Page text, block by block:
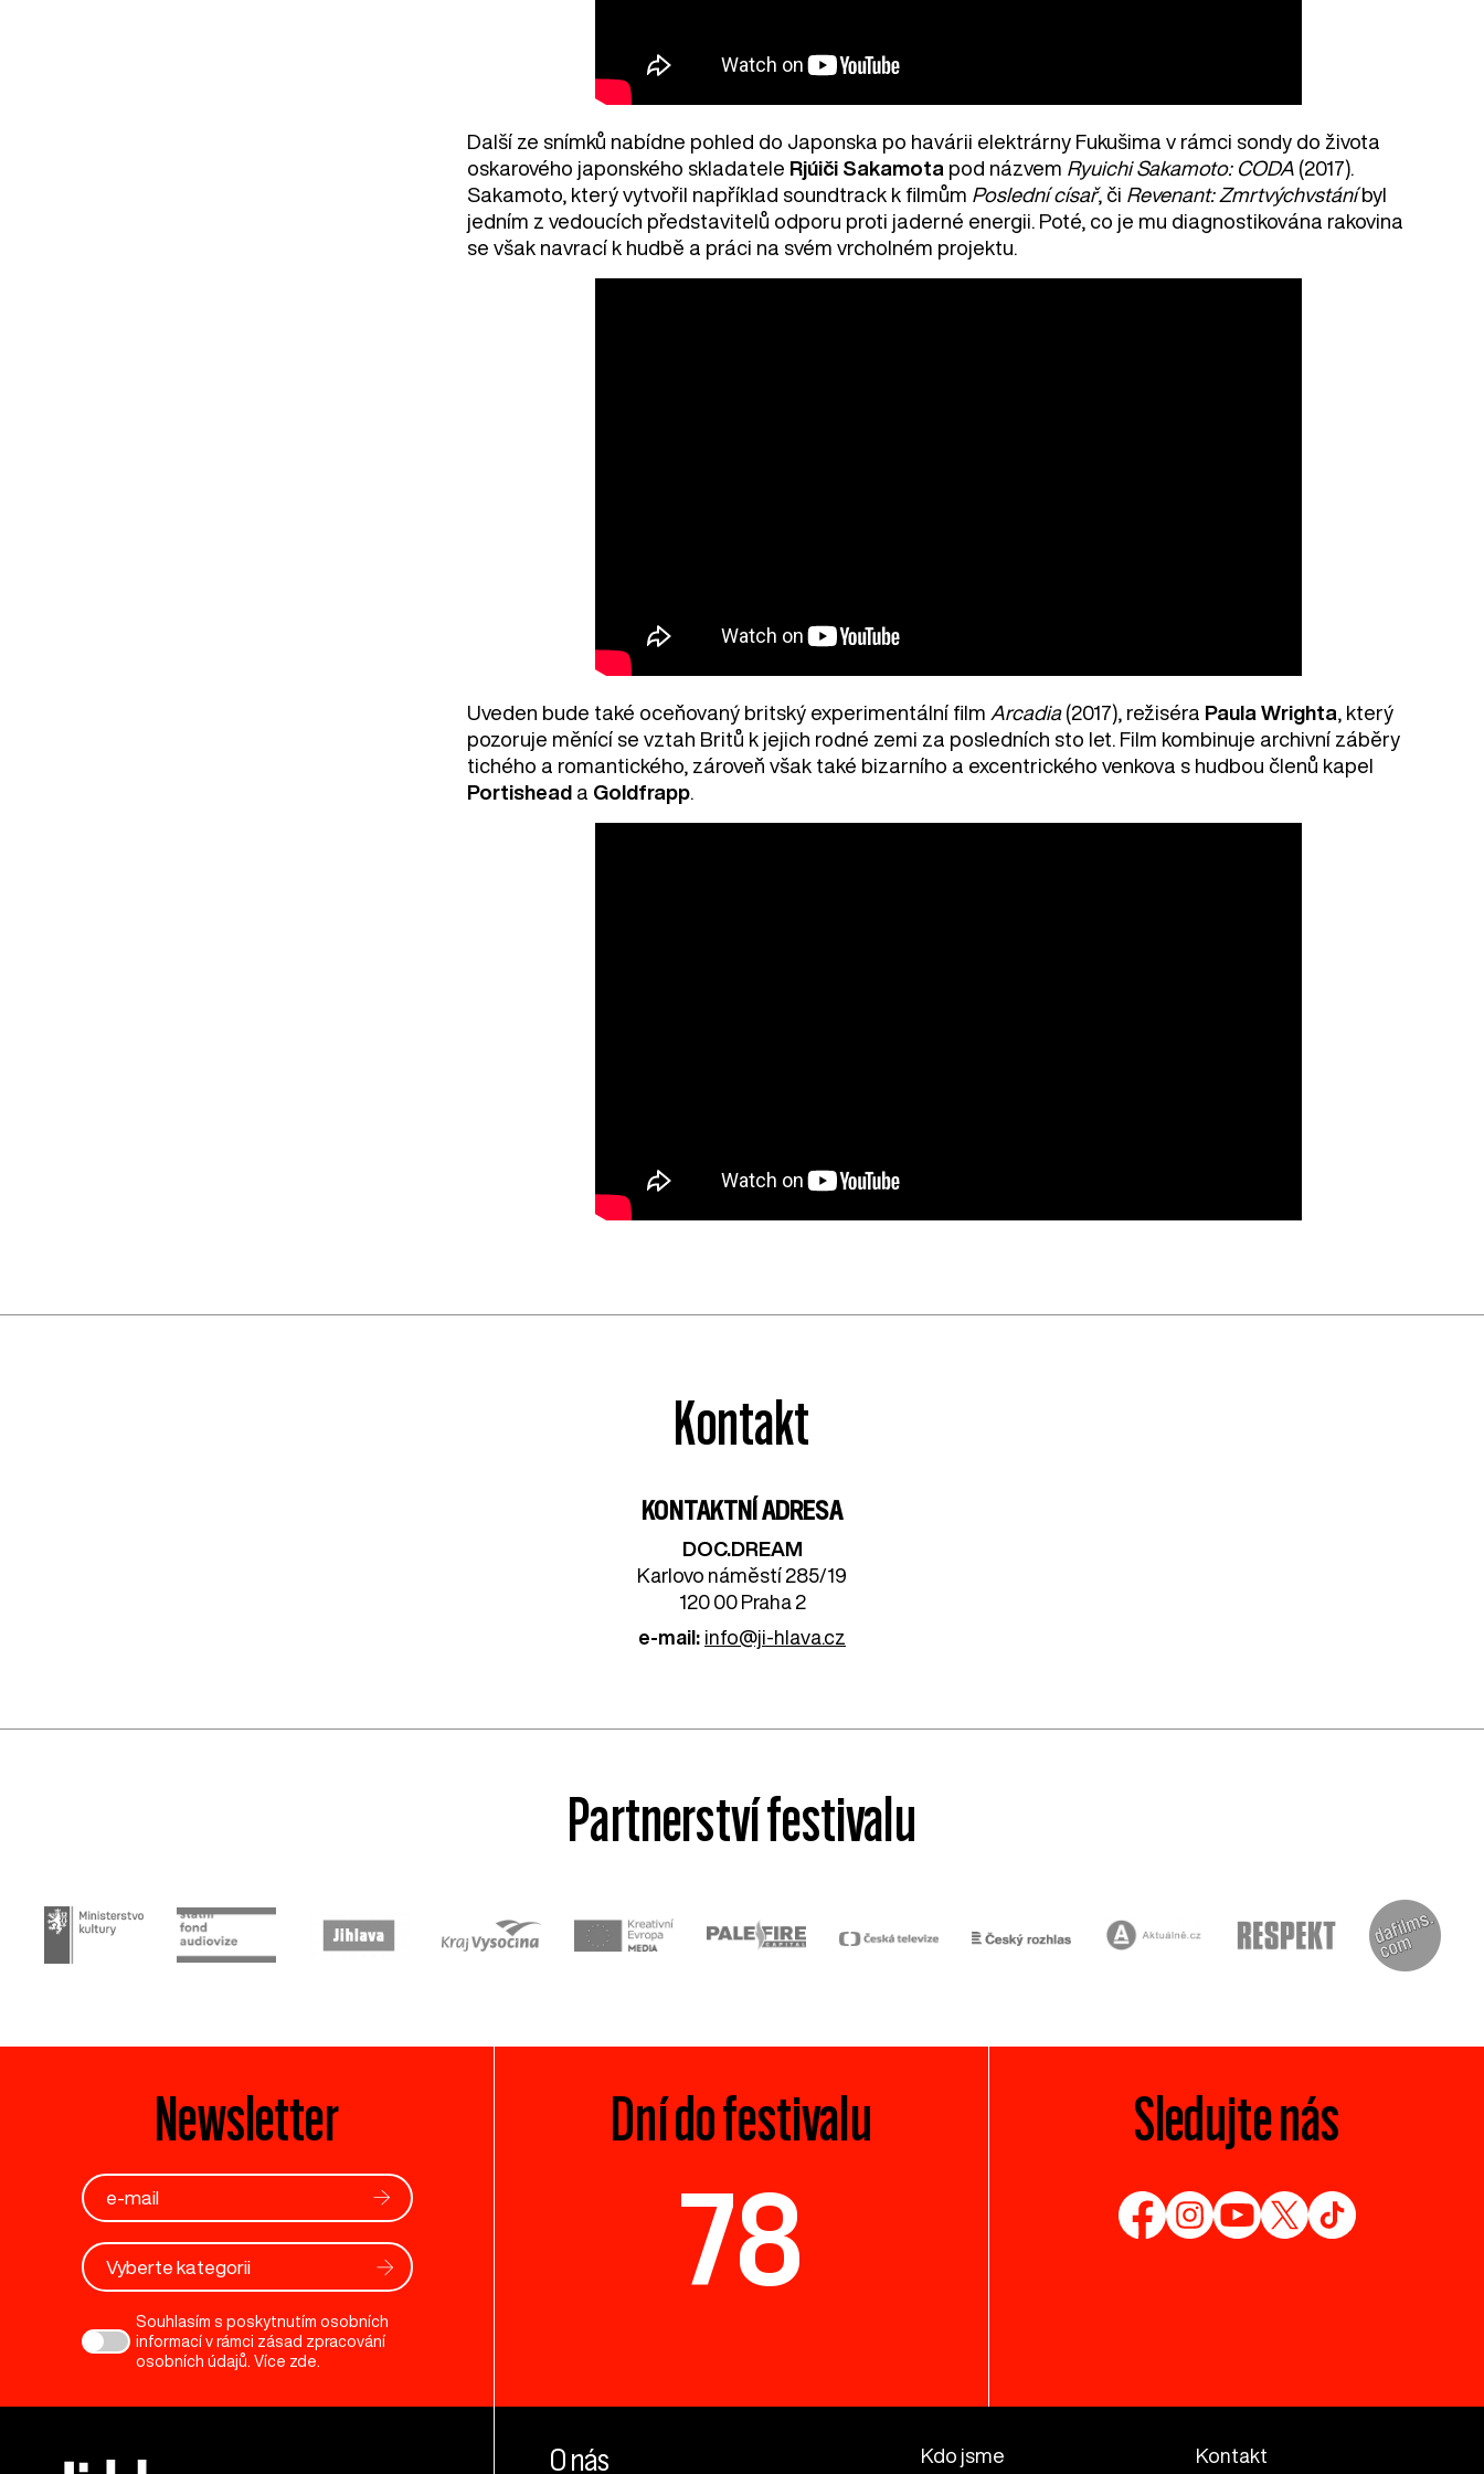
Další ze snímků nabídne pohled do Japonska po havárii elektrárny Fukušima v rámci sondy do života
oskarového japonského skladatele Rjúiči Sakamota pod názvem Ryuichi Sakamoto: CODA (2017).
Sakamoto, který vytvořil například soundtrack k filmům Poslední císař, či Revenant: Zmrtvýchvstáníbyl
jedním z vedoucích představitelů odporu proti jaderné energii. Poté, co je mu diagnostikována rakovina
se však navrací k hudbě a práci na svém vrcholném projektu.
Uveden bude také oceňovaný britský experimentální film Arcadia(2017), režiséra Paula Wrighta , který
pozoruje měnící se vztah Britů k jejich rodné zemi za posledních sto let. Film kombinuje archivní záběry
tichého a romantického, zároveň však také bizarního a excentrického venkova s hudbou členů kapel
Portishead a Goldfrapp
Kontakt
KONTAKTNÍ ADRESA
DOC.DREAM​
Karlovo náměstí 285/19
120 00 Praha 2
e-mail: info@ji-hlava.cz
Partnerství festivalu
Newsletter
Vyberte kategorii
Souhlasím s poskytnutím osobních
informací v rámci zásad zpracování
osobních údajů. Více zde
Dní do festivalu
78
Sledujte nás
O nás Kdo jsme Kontakt